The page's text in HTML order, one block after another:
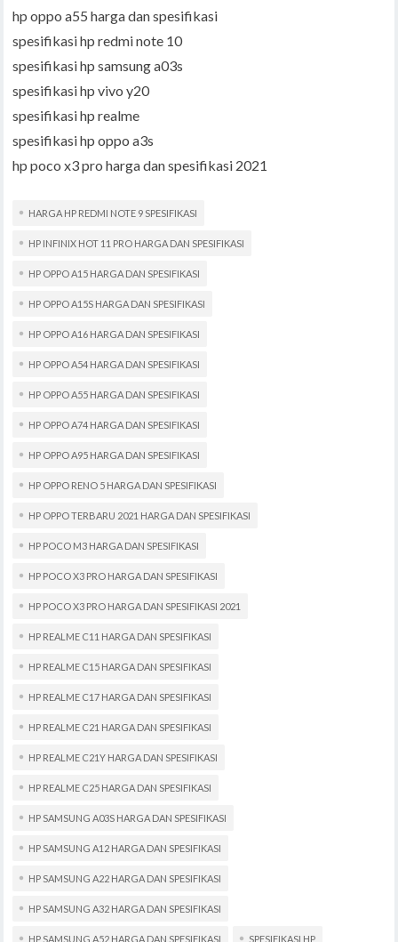
hp oppo a55 harga dan spesifikasi
spesifikasi hp redmi note 10
spesifikasi hp samsung a03s
spesifikasi hp vivo y20
spesifikasi hp realme
spesifikasi hp oppo a3s
hp poco x3 pro harga dan spesifikasi 2021
HARGA HP REDMI NOTE 9 SPESIFIKASI
HP INFINIX HOT 11 PRO HARGA DAN SPESIFIKASI
HP OPPO A15 HARGA DAN SPESIFIKASI
HP OPPO A15S HARGA DAN SPESIFIKASI
HP OPPO A16 HARGA DAN SPESIFIKASI
HP OPPO A54 HARGA DAN SPESIFIKASI
HP OPPO A55 HARGA DAN SPESIFIKASI
HP OPPO A74 HARGA DAN SPESIFIKASI
HP OPPO A95 HARGA DAN SPESIFIKASI
HP OPPO RENO 5 HARGA DAN SPESIFIKASI
HP OPPO TERBARU 2021 HARGA DAN SPESIFIKASI
HP POCO M3 HARGA DAN SPESIFIKASI
HP POCO X3 PRO HARGA DAN SPESIFIKASI
HP POCO X3 PRO HARGA DAN SPESIFIKASI 2021
HP REALME C11 HARGA DAN SPESIFIKASI
HP REALME C15 HARGA DAN SPESIFIKASI
HP REALME C17 HARGA DAN SPESIFIKASI
HP REALME C21 HARGA DAN SPESIFIKASI
HP REALME C21Y HARGA DAN SPESIFIKASI
HP REALME C25 HARGA DAN SPESIFIKASI
HP SAMSUNG A03S HARGA DAN SPESIFIKASI
HP SAMSUNG A12 HARGA DAN SPESIFIKASI
HP SAMSUNG A22 HARGA DAN SPESIFIKASI
HP SAMSUNG A32 HARGA DAN SPESIFIKASI
HP SAMSUNG A52 HARGA DAN SPESIFIKASI SPESIFIKASI HP